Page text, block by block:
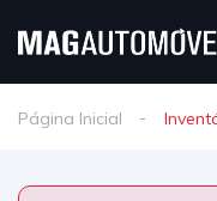
Página Inicial